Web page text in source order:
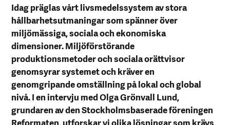
Idag präglas vårt livsmedelssystem av stora
hållbarhetsutmaningar som spänner över
miljömässiga, sociala och ekonomiska
dimensioner. Miljöförstörande
produktionsmetoder och sociala orättvisor
genomsyrar systemet och kräver en
genomgripande omställning på lokal och global
nivå. I en intervju med Olga Grönvall Lund,
grundaren av den Stockholmsbaserade föreningen
Reformaten, utforskar vi olika lösningar som krävs